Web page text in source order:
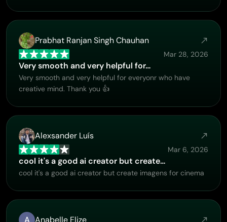
Prabhat Ranjan Singh Chauhan
Mar 28, 2026
Very smooth and very helpful for…
Very smooth and very helpful for everyonr who have
creative mind. Thank you 👍
Alexsander Luís
Mar 6, 2026
cool it's a good ai creator but create…
cool it's a good ai creator but create imagens for cinema
A Anabelle Elize